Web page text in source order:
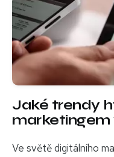
Jaké trendy
marketingem
Ve světě digitálního